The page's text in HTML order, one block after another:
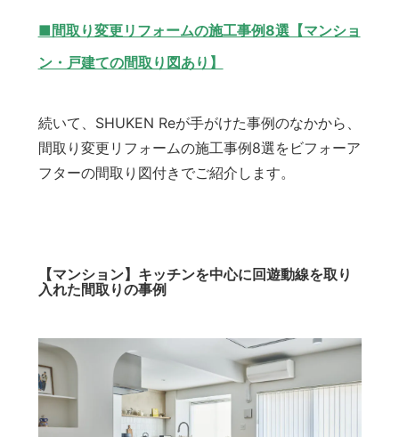
■間取り変更リフォームの施工事例8選【マンショ
ン・戸建ての間取り図あり】
続いて、SHUKEN Reが手がけた事例のなかから、
間取り変更リフォームの施工事例8選をビフォーア
フターの間取り図付きでご紹介します。
【マンション】キッチンを中心に回遊動線を取り
入れた間取りの事例